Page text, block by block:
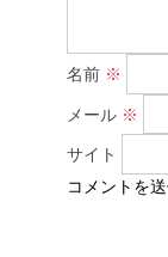
名前 ※
メール ※
サイト